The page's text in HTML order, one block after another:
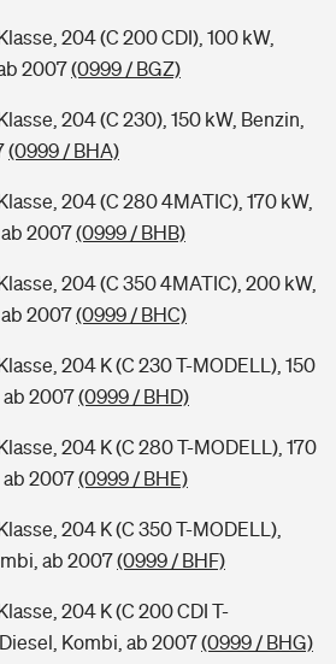
204 (C 200 CDI), 100 kW,
2007(0999 / BGZ)
204 (C 230), 150 kW, Benzin,
(0999 / BHA)
204 (C 280 4MATIC), 170 kW,
2007(0999 / BHB)
204 (C 350 4MATIC), 200 kW,
2007(0999 / BHC)
204 K (C 230 T-MODELL), 150
ab 2007(0999 / BHD)
204 K (C 280 T-MODELL), 170
ab 2007(0999 / BHE)
204 K (C 350 T-MODELL),
ab 2007(0999 / BHF)
204 K (C 200 CDI T-
Kombi, ab 2007(0999 / BHG)